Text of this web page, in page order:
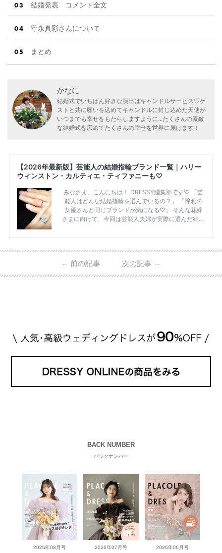
結婚発表 コメント全文
守永真彩さんについて
まとめ
かなに
結婚式でいちばん好きな演出はキャンドルサービス♡ゲ
ストと共に願いを込めてキャンドルに封じ込めた天使が
いつまでも幸せをもたらしますように...たくさんの素敵
な結婚式を広めてたくさんの幸せを世界に届けます！
【2026年最新版】芸能人の結婚指輪ブランド一覧｜ハリー
ウィンストン・カルティエ・ティファニーも♡
みなさま、こんにちは！ DRESSY編集部です♡ 「芸
能人はどんな結婚指輪を選んでいるの？」 「憧れの
女優さんと同じブランドが気になる♡」 そんな花嫁
さまに向けて、今回は芸能人夫婦が実際に選んだ結婚
ーウィンストンやカルティエ、ティファニーなど世界
日本で人気のブランドまで幅広くご紹介。 さらに、
・愛用している芸能人夫婦 ・リングの特徴や魅力 ・
← 前の記事 次の記事 →
BACK NUMBER
バックナンバー
2026年08月号 2026年07月号 2026年06月号